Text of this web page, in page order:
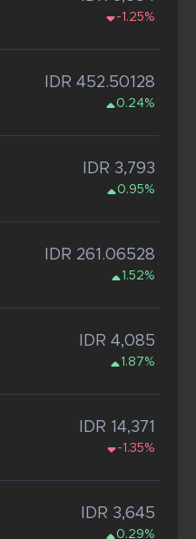
-1.25%
IDR 452.50128
0.24%
IDR 3,793
0.95%
IDR 261.06528
1.52%
IDR 4,085
1.87%
IDR 14,371
-1.35%
IDR 3,645
0.29%